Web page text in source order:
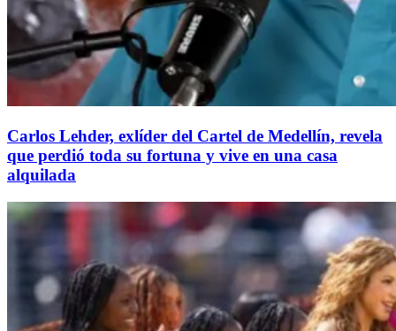
Carlos Lehder, exlíder del Cartel de Medellín, revela
que perdió toda su fortuna y vive en una casa
alquilada